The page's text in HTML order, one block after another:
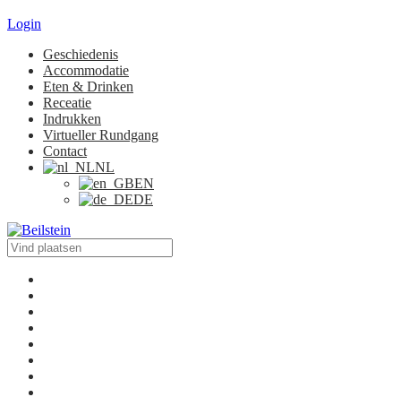
Login
Geschiedenis
Accommodatie
Eten & Drinken
Receatie
Indrukken
Virtueller Rundgang
Contact
NL
EN
DE